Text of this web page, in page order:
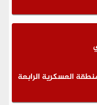
العسكرية الرابعة